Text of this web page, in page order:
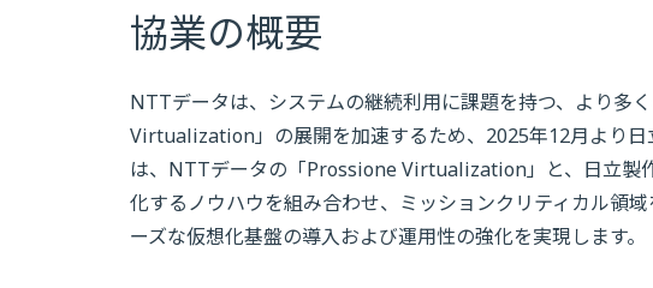
協業の概要
NTTデータは、システムの継続利用に課題を持つ、より多
Virtualization」の展開を加速するため、2025年12月より日
は、NTTデータの「Prossione Virtualization」と、日立製
化するノウハウを組み合わせ、ミッションクリティカル領
ーズな仮想化基盤の導入および運用性の強化を実現します。